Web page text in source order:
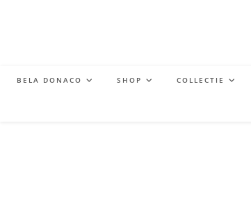
BELA DONACO SHOP COLLECTIE